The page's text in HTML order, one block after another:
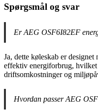
Spørgsmål og svar
Er AEG OSF6I82EF
Ja, dette køleskab er
effektiv energiforbrug,
driftsomkostninger og
Hvordan passer AEG